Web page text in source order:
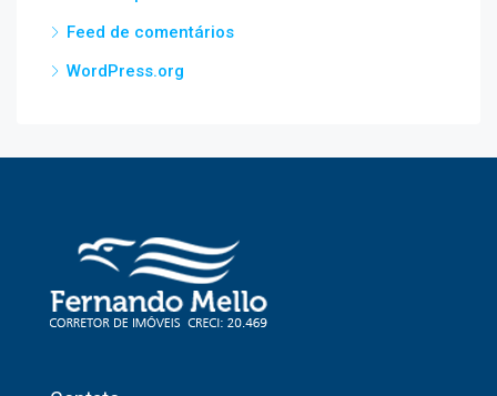
Feed de comentários
WordPress.org